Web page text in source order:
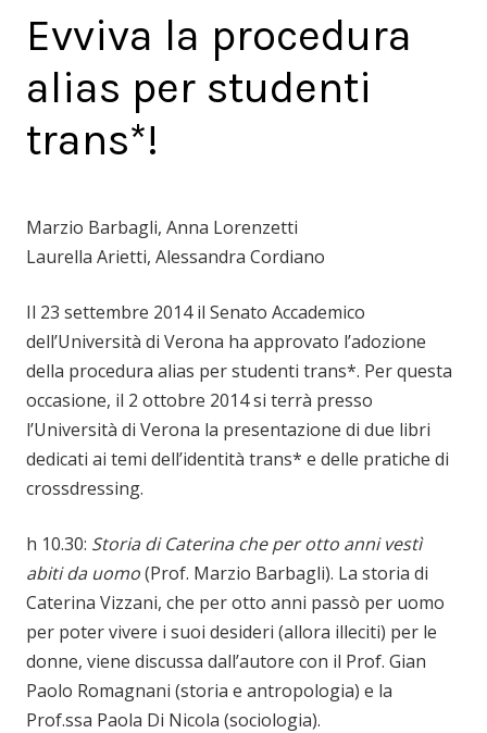
Evviva la procedura
alias per studenti
trans*!
Marzio Barbagli, Anna Lorenzetti
Laurella Arietti, Alessandra Cordiano
Il 23 settembre 2014 il Senato Accademico
dell’Università di Verona ha approvato l’adozione
della procedura alias per studenti trans*. Per questa
occasione, il 2 ottobre 2014 si terrà presso
l’Università di Verona la presentazione di due libri
dedicati ai temi dell’identità trans* e delle pratiche di
crossdressing.
h 10.30: Storia di Caterina che per otto anni vestì
abiti da uomo(Prof. Marzio Barbagli). La storia di
Caterina Vizzani, che per otto anni passò per uomo
per poter vivere i suoi desideri (allora illeciti) per le
donne, viene discussa dall’autore con il Prof. Gian
Paolo Romagnani (storia e antropologia) e la
Prof.ssa Paola Di Nicola (sociologia).